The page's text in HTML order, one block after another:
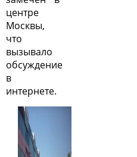
центре
Москвы,
что
вызывало
обсуждение
в
интернете.